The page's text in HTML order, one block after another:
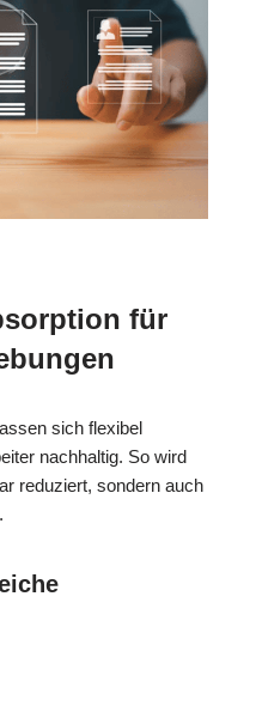
für
sich flexibel
nachhaltig. So wird
reduziert, sondern auch